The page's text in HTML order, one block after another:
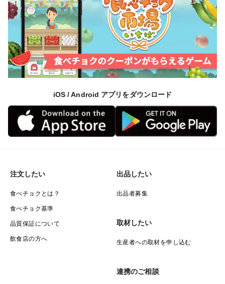
私は、感覚やイメージだけではなく、科学的根拠に基づ
いた本物の栽培を追求しています。お届けするお野菜の
箱の一番上には、実際に測定したBrix（糖度）や、えぐ
みの原因を取り除いた証拠である「硝酸態イオン数値
（ppm）」など、1ミリの嘘もない真実のデータを記載
した出荷証明シートを同梱いたします。手にした瞬間の
「確信」をお楽しみください。
80サイズの箱を使い、お野菜同士がぶつかって傷まない
よう、クラフト紙で丁寧にクッションを作って美しく並
【お届けする内容量（計2kg）】
・玉ねぎ（紫玉ねぎ少量ミックス←入っってたらラッ
キー）：約800g（大・中・ちび不揃い）
・じゃがいも：約800g（大・中・ちび不揃い）
鮮度と品質を最優先でお届けするため、大変申し訳ござ
iOS / Android アプリをダウンロード
注文したい
食べチョクとは？
食べチョク基準
品質保証について
飲食店の方へ
出品したい
出品者募集
取材したい
生産者への取材を申し込む
連携のご相談